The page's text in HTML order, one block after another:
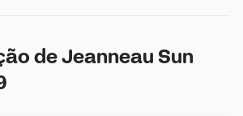
de Jeanneau Sun